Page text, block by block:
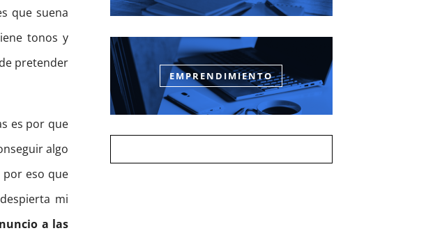
que suena
tonos y
pretender
es por que
algo
por eso que
mi
a las
EMPRENDIMIENTO